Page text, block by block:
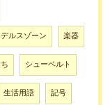
ルスゾーン 楽器
シューベルト
生活用語 記号